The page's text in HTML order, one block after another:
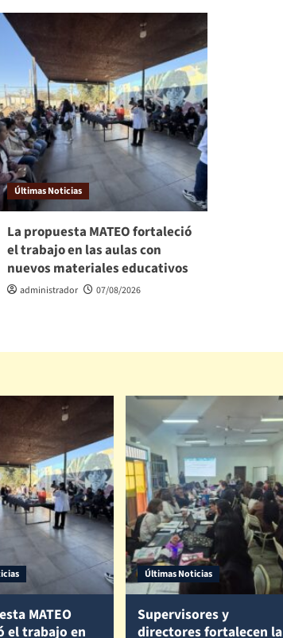
Últimas Noticias
La propuesta MATEO fortaleció
el trabajo en las aulas con
nuevos materiales educativos
administrador 07/08/2026
MATEO
el trabajo en
Últimas Noticias
Supervisores y
directores fortalecen la